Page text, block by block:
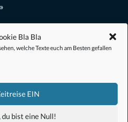
Bla Bla
welche Texte euch am Besten gefallen
EIN
du bist eine Null!